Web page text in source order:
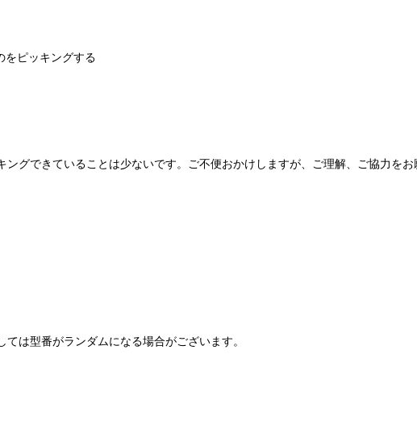
ピッキングする
グできていることは少ないです。ご不便おかけしますが、ご理解、ご協力をお
は型番がランダムになる場合がございます。